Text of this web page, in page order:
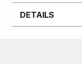
DETAILS